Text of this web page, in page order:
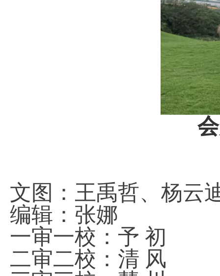
文图：王禹哲、杨云
编辑：张娜
一审一校：予 初
二审二校：清 风